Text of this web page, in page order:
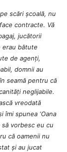
scări școală, nu
contracte. Vă
jucătorii
erau bătute
de agenți,
domnii au
seamă pentru că
neglijabile.
vreodată
îmi spunea ‘Oana
vorbesc eu cu
că oamenii nu
și au jucat